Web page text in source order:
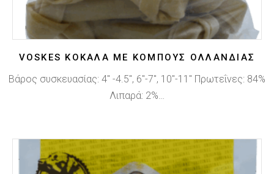
VOSKES ΚΌΚΑΛΑ ΜΕ ΚΌΜΠΟΥΣ ΟΛΛΑΝΔΊΑΣ
Βάρος συσκευασίας: 4" -4.5", 6"-7", 10"-11" Πρωτεΐνες: 84%
Λιπαρά: 2%…